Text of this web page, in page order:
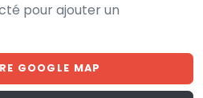
pour ajouter un
GOOGLE MAP